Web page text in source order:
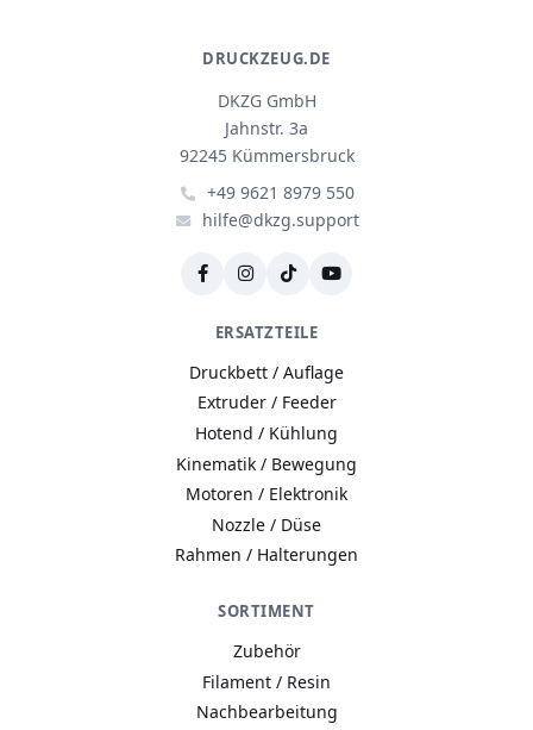
DRUCKZEUG.DE
DKZG GmbH
Jahnstr. 3a
92245 Kümmersbruck
+49 9621 8979 550
hilfe@dkzg.support
ERSATZTEILE
Druckbett / Auflage
Extruder / Feeder
Hotend / Kühlung
Kinematik / Bewegung
Motoren / Elektronik
Nozzle / Düse
Rahmen / Halterungen
SORTIMENT
Zubehör
Filament / Resin
Nachbearbeitung